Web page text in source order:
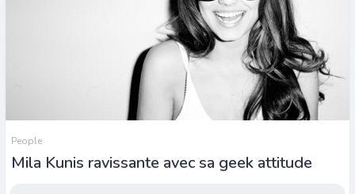
People
Mila Kunis ravissante avec sa geek attitude